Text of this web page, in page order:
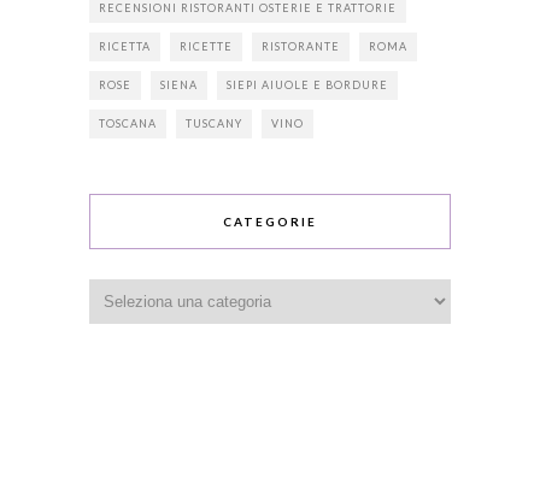
RECENSIONI RISTORANTI OSTERIE E TRATTORIE
RICETTA RICETTE RISTORANTE ROMA
ROSE SIENA SIEPI AIUOLE E BORDURE
TOSCANA TUSCANY VINO
CATEGORIE